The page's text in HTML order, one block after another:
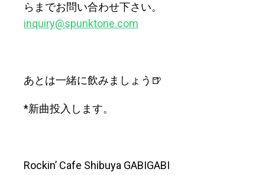
らまでお問い合わせ下さい。
inquiry@spunktone.com
あとは一緒に飲みましょう🍺
*新曲投入します。
Rockin’ Cafe Shibuya GABIGABI